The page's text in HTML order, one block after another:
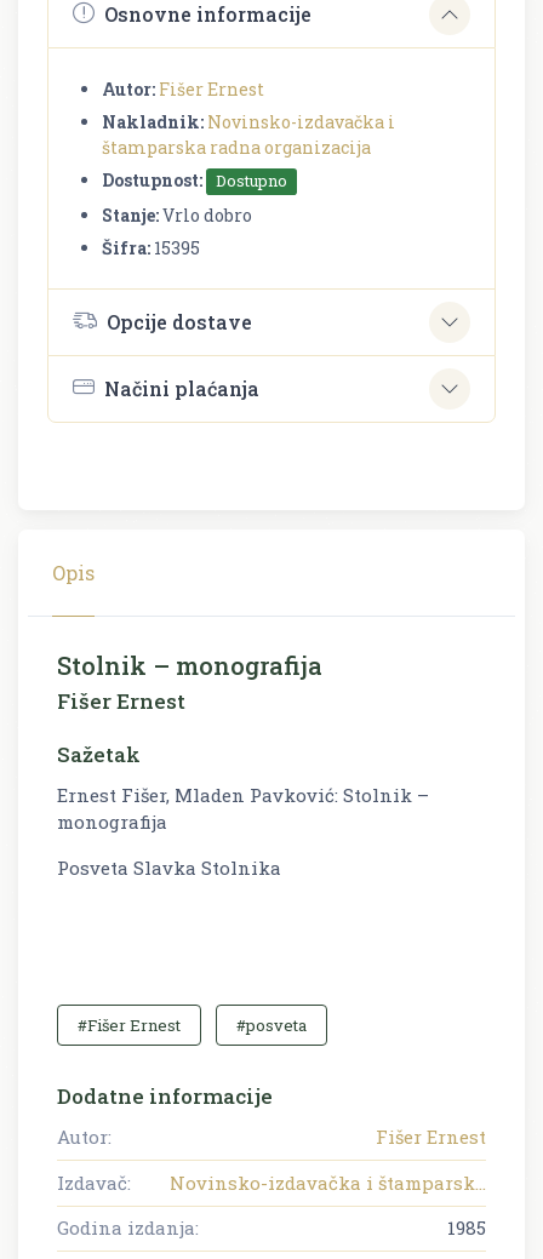
Osnovne informacije
Autor: Fišer Ernest
Nakladnik: Novinsko-izdavačka i
štamparska radna organizacija
Dostupnost:
Dostupno
Stanje:Vrlo dobro
Šifra: 15395
Opcije dostave
Načini plaćanja
Opis
Stolnik – monografija
Fišer Ernest
Sažetak
Ernest Fišer, Mladen Pavković: Stolnik –
monografija
Posveta Slavka Stolnika
#Fišer Ernest #posveta
Dodatne informacije
Autor:
Fišer Ernest
Izdavač:
Novinsko-izdavačka i štamparsk...
Godina izdanja:
1985